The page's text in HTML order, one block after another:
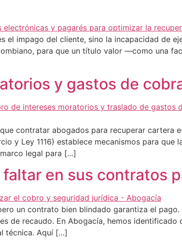
el impago del cliente, sino la incapacidad de
para que un título valor —como una
y gastos de
contratar abogados para recuperar cartera
y Ley 1116) establece mecanismos para que
legal para […]
en sus contratos
un contrato bien blindado garantiza el
de recaudo. En Abogacía, hemos
técnica. Aquí […]